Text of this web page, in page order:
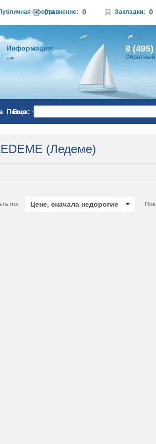
Информация:
-->
8 (495)
Обратный
Еще
Поиск:
(Ледеме)
по: Цене, сначала недорогие
оферта Закладки: 0
Сравнение: 0